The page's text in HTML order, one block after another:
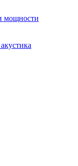
мощности